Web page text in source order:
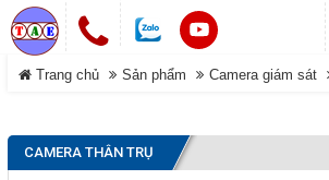
Chuông cửa không dây
Khóa cổng điện tử
Smarthome-Điện thông minh
Trang chủ Sản phẩm Camera giám sát
CAMERA THÂN TRỤ
DANH MỤC
LIÊN HỆ
Địa chỉ
đường